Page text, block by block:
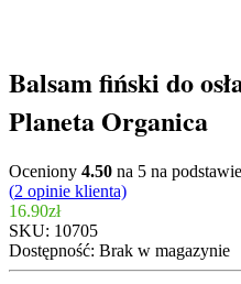
Balsam fiński do
Planeta Organica
Oceniony 4.50 na 5 na podstawie
(2 opinie klienta)
16.90zł
SKU: 10705
Dostępność: Brak w magazynie